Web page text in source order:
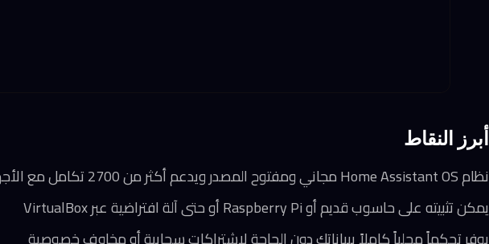
أبرز النقاط
نظام Home Assistant OS مجاني ومفتوح المصدر ويدعم أكثر من 2700 تكامل مع الأجهزة الذكية
يمكن تثبيته على حاسوب قديم أو Raspberry Pi أو حتى آلة افتراضية عبر VirtualBox